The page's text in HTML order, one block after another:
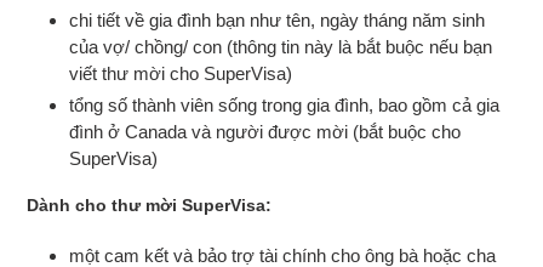
chi tiết về gia đình bạn như tên, ngày tháng năm sinh
của vợ/ chồng/ con (thông tin này là bắt buộc nếu bạn
viết thư mời cho SuperVisa)
tổng số thành viên sống trong gia đình, bao gồm cả gia
đình ở Canada và người được mời (bắt buộc cho
SuperVisa)
Dành cho thư mời SuperVisa:
một cam kết và bảo trợ tài chính cho ông bà hoặc cha